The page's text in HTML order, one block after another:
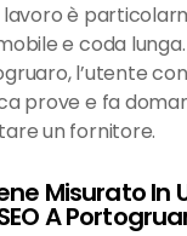
lavoro è
e coda
l’utente
prove e fa
un fornitore.
Misurato In
A